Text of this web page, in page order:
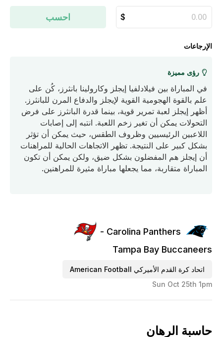
احسب
الإرجاعات
رؤى مميزة
في المباراة بين فيلادلفيا إيجلز وكارولينا بانثرز، كُن على
علم بالقوة الهجومية القوية لإيجلز والدفاع المرن للبانثرز.
أظهر إيجلز لعبة تمرير قوية، بينما قدرة البانثرز على فرض
التحولات يمكن أن تغير زخم اللعبة. انتبه إلى إصابات
اللاعبين الرئيسيين وظروف الطقس، حيث يمكن أن تؤثر
بشكل كبير على النتيجة. تظهر الاتجاهات الحالية للمراهنات
أن إيجلز هم المفضلون بشكل ضيق، ولكن يمكن أن تكون
المباراة متقاربة، مما يجعلها مباراة مثيرة للمراهنين.
Carolina Panthers -
Tampa Bay Buccaneers
اتحاد كرة القدم الأميركي American Football
Sun Oct 25th 1pm
حاسبة الرهان